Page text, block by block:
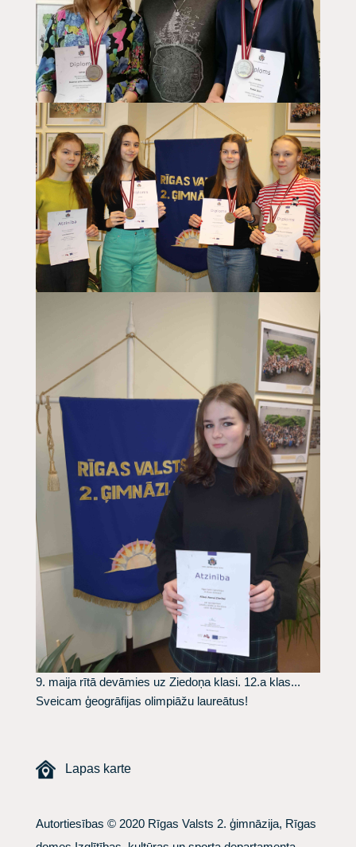
9. maija rītā devāmies uz Ziedoņa klasi. 12.a klas...
Sveicam ģeogrāfijas olimpiāžu laureātus!
Lapas karte
Autortiesības © 2020 Rīgas Valsts 2. ģimnāzija, Rīgas